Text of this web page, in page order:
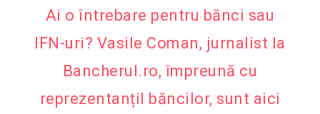
Ai o întrebare pentru bănci sau
IFN-uri? Vasile Coman, jurnalist la
Bancherul.ro, împreună cu
reprezentanțiI băncilor, sunt aici